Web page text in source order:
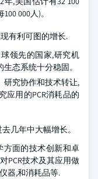
000人)。
有利可图的增长.
领先的国家,研究机
态系统十分稳固。
研究协作和技术转让,
应用的PCR消耗品的
几年中大幅增长。
方面的技术创新和卓
PCR技术及其应用做
器,和消耗品等.